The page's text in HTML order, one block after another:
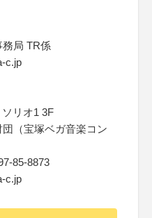
局 TR係
c.jp
リオ1 3F
（宝塚ベガ音楽コン
85-8873
c.jp